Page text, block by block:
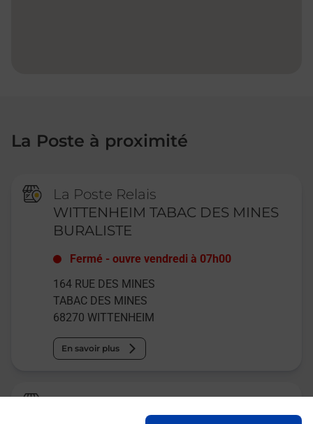
La Poste à proximité
La Poste Relais
WITTENHEIM TABAC DES MINES
BURALISTE
Fermé -ouvre vendredi à 07h00
164 RUE DES MINES
TABAC DES MINES
68270 WITTENHEIM
En savoir plus
Relais Pickup
FLAMMSHEIM